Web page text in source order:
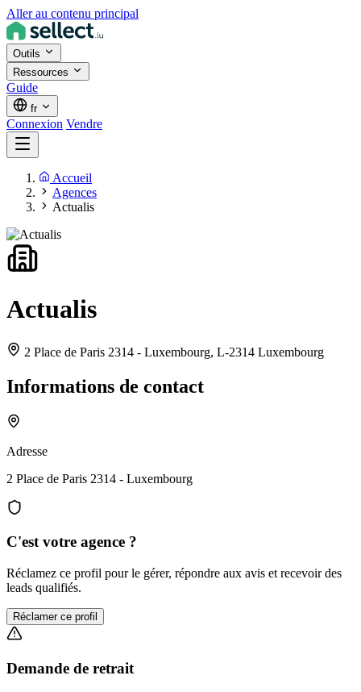
Aller au contenu principal
Outils
Ressources
Guide
fr
Connexion Vendre
Accueil
Agences
Actualis
Actualis
2 Place de Paris 2314 - Luxembourg, L-2314 Luxembourg
Informations de contact
Adresse
2 Place de Paris 2314 - Luxembourg
C'est votre agence ?
Réclamez ce profil pour le gérer, répondre aux avis et recevoir des
leads qualifiés.
Réclamer ce profil
Demande de retrait